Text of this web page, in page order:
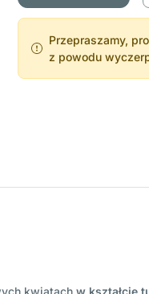
Przepraszamy,
z powodu
kwiatach w kształcie